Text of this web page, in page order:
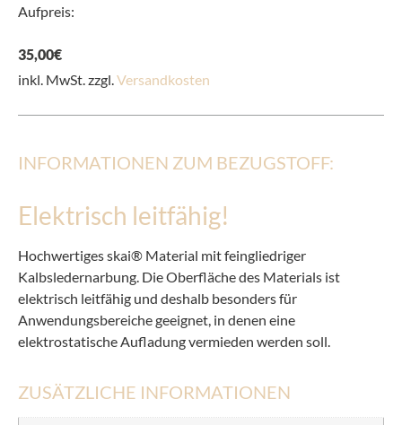
Aufpreis:
35,00€
inkl. MwSt. zzgl.Versandkosten
INFORMATIONEN ZUM BEZUGSTOFF:
Elektrisch leitfähig!
Hochwertiges skai® Material mit feingliedriger
Kalbsledernarbung. Die Oberfläche des Materials ist
elektrisch leitfähig und deshalb besonders für
Anwendungsbereiche geeignet, in denen eine
elektrostatische Aufladung vermieden werden soll.
ZUSÄTZLICHE INFORMATIONEN